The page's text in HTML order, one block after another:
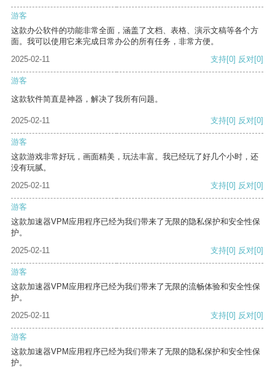
游客
这款办公软件的功能非常全面，涵盖了文档、表格、演示文稿等各个方
面。我可以使用它来完成日常办公的所有任务，非常方便。
2025-02-11
支持[0] 反对[0]
游客
这款软件简直是神器，解决了我所有问题。
2025-02-11 支持[0] 反对[0]
游客
这款游戏非常好玩，画面精美，玩法丰富。我已经玩了好几个小时，还
没有玩腻。
2025-02-11
支持[0] 反对[0]
游客
这款加速器VPM应用程序已经为我们带来了无限的隐私保护和安全性保
护。
2025-02-11
支持[0] 反对[0]
游客
这款加速器VPM应用程序已经为我们带来了无限的流畅体验和安全性保
护。
2025-02-11
支持[0] 反对[0]
游客
这款加速器VPM应用程序已经为我们带来了无限的隐私保护和安全性保
护。